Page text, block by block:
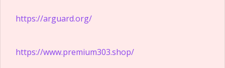
https://arguard.org/
https://www.premium303.shop/